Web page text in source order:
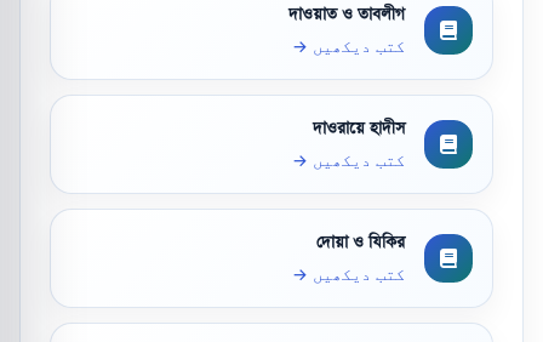
দাওয়াত ও তাবলীগ
کتب دیکھیں →
দাওরায়ে হাদীস
کتب دیکھیں →
দোয়া ও যিকির
کتب دیکھیں →